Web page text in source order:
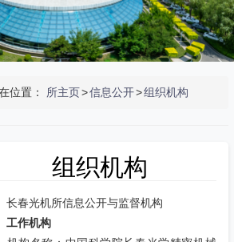
位置： 所主页>信息公开>组织机构
组织机构
长春光机所信息公开与监督机构
工作机构